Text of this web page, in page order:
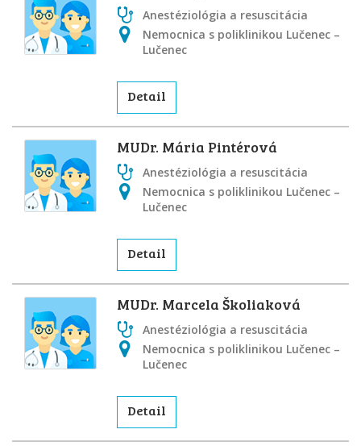
Anestéziológia a resuscitácia
Nemocnica s poliklinikou Lučenec –
Lučenec
Detail
MUDr. Mária Pintérová
Anestéziológia a resuscitácia
Nemocnica s poliklinikou Lučenec –
Lučenec
Detail
MUDr. Marcela Školiaková
Anestéziológia a resuscitácia
Nemocnica s poliklinikou Lučenec –
Lučenec
Detail